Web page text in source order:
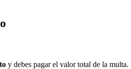
y debes pagar el valor total de la multa.